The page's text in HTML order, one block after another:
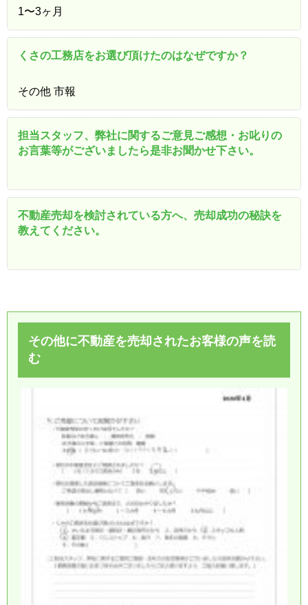
1〜3ヶ月
くさの工務店をお選び頂けたのはなぜですか？
その他 市報
担当スタッフ、弊社に関するご意見ご感想・お叱りの
お言葉等がございましたら是非お聞かせ下さい。
不動産売却を検討されている方へ、売却成功の秘訣を
教えてください。
その他に不動産を売却されたお客様の声を読
む